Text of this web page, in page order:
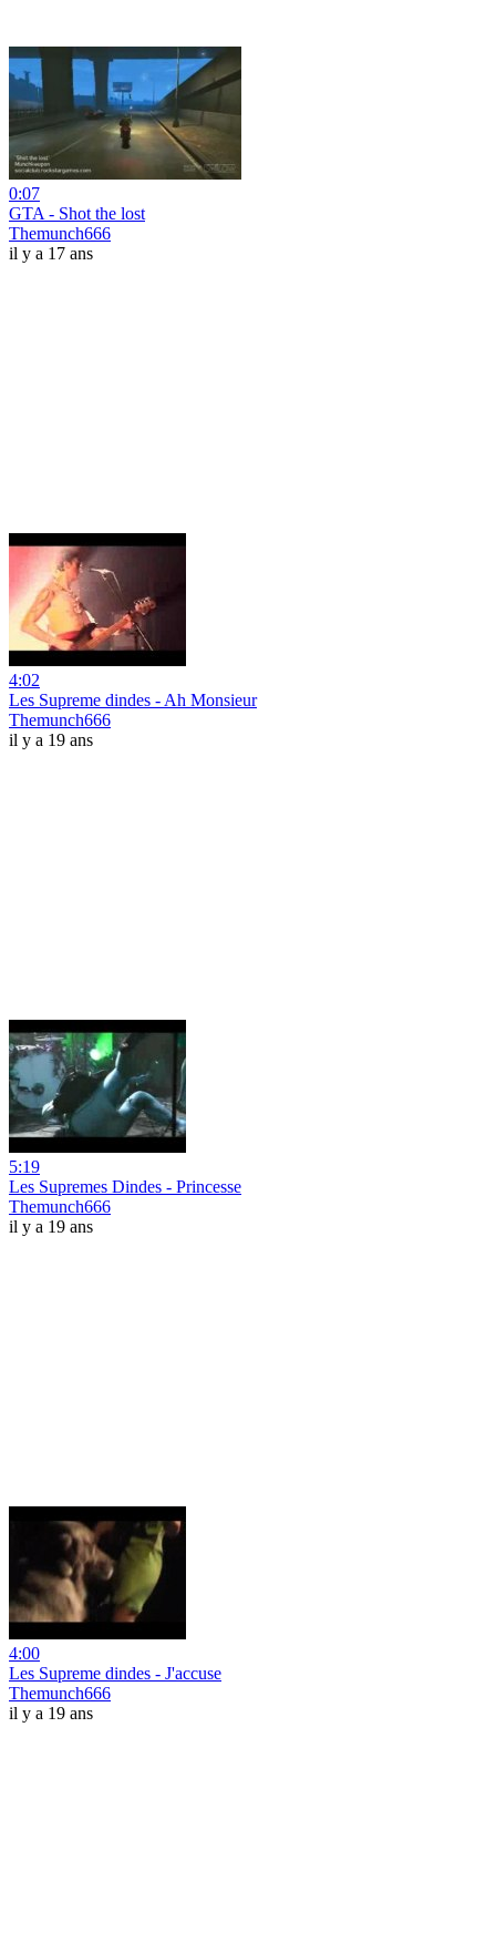
0:07
GTA - Shot the lost
Themunch666
il y a 17 ans
4:02
Les Supreme dindes - Ah Monsieur
Themunch666
il y a 19 ans
5:19
Les Supremes Dindes - Princesse
Themunch666
il y a 19 ans
4:00
Les Supreme dindes - J'accuse
Themunch666
il y a 19 ans